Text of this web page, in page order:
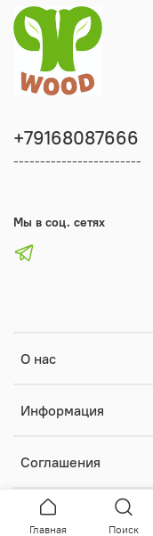
О нас
Информация
Соглашения
+79168087666
------------------------
Мы в соц. сетях
Главная Поиск